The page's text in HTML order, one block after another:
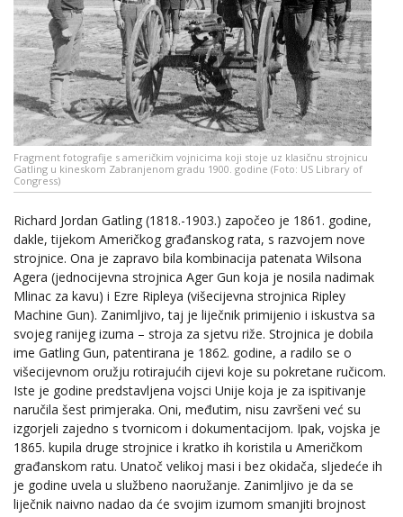
Fragment fotografije s američkim vojnicima koji stoje uz klasičnu strojnicu
Gatling u kineskom Zabranjenom gradu 1900. godine (Foto: US Library of
Congress)
Richard Jordan Gatling (1818.-1903.) započeo je 1861. godine,
dakle, tijekom Američkog građanskog rata, s razvojem nove
strojnice. Ona je zapravo bila kombinacija patenata Wilsona
Agera (jednocijevna strojnica Ager Gun koja je nosila nadimak
Mlinac za kavu) i Ezre Ripleya (višecijevna strojnica Ripley
Machine Gun). Zanimljivo, taj je liječnik primijenio i iskustva sa
svojeg ranijeg izuma – stroja za sjetvu riže. Strojnica je dobila
ime Gatling Gun, patentirana je 1862. godine, a radilo se o
višecijevnom oružju rotirajućih cijevi koje su pokretane ručicom.
Iste je godine predstavljena vojsci Unije koja je za ispitivanje
naručila šest primjeraka. Oni, međutim, nisu završeni već su
izgorjeli zajedno s tvornicom i dokumentacijom. Ipak, vojska je
1865. kupila druge strojnice i kratko ih koristila u Američkom
građanskom ratu. Unatoč velikoj masi i bez okidača, sljedeće ih
je godine uvela u službeno naoružanje. Zanimljivo je da se
liječnik naivno nadao da će svojim izumom smanjiti brojnost